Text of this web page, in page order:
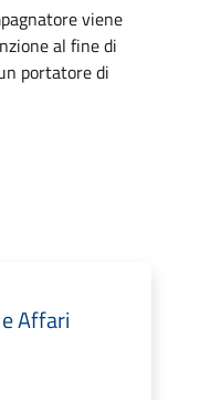
viene
al fine di
portatore di
Affari